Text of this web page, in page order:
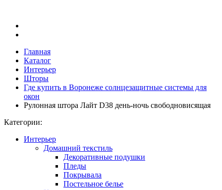
Главная
Каталог
Интерьер
Шторы
Где купить в Воронеже солнцезащитные системы для
окон
Рулонная штора Лайт D38 день-ночь свободновисящая
Категории:
Интерьер
Домашний текстиль
Декоративные подушки
Пледы
Покрывала
Постельное белье